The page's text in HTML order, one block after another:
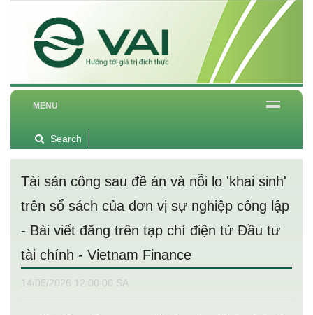
MENU
Search
Tài sản công sau đề án và nỗi lo 'khai sinh'
trên sổ sách của đơn vị sự nghiệp công lập
- Bài viết đăng trên tạp chí điện tử Đầu tư
tài chính - Vietnam Finance
14/05/2026 12:00:00 SA